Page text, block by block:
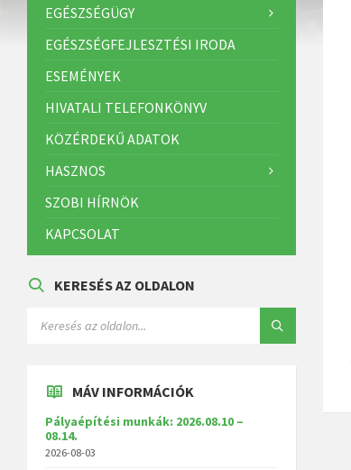
EGÉSZSÉGÜGY
EGÉSZSÉGFEJLESZTÉSI IRODA
ESEMÉNYEK
HIVATALI TELEFONKÖNYV
KÖZÉRDEKŰ ADATOK
HASZNOS
SZOBI HÍRNÖK
KAPCSOLAT
KERESÉS AZ OLDALON
MÁV INFORMÁCIÓK
Pályaépítési munkák: 2026.08.10 –
08.14.
2026-08-03